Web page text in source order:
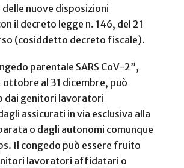
nuove disposizioni
il decreto legge n. 146, del 21
(cosiddetto decreto fiscale).
parentale SARS CoV-2”,
ottobre al 31 dicembre, può
dai genitori lavoratori
assicurati in via esclusiva alla
o dagli autonomi comunque
Il congedo può essere fruito
lavoratori affidatari o